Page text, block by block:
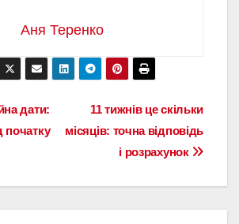
Аня Теренко
11 тижнів це скільки
місяців: точна відповідь
і розрахунок
дати:
початку